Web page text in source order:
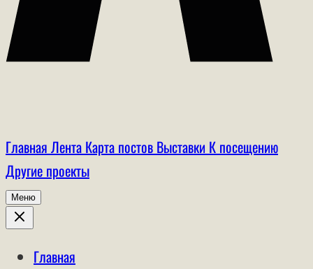
Главная Лента Карта постов Выставки К посещению
Другие проекты
Меню
Главная